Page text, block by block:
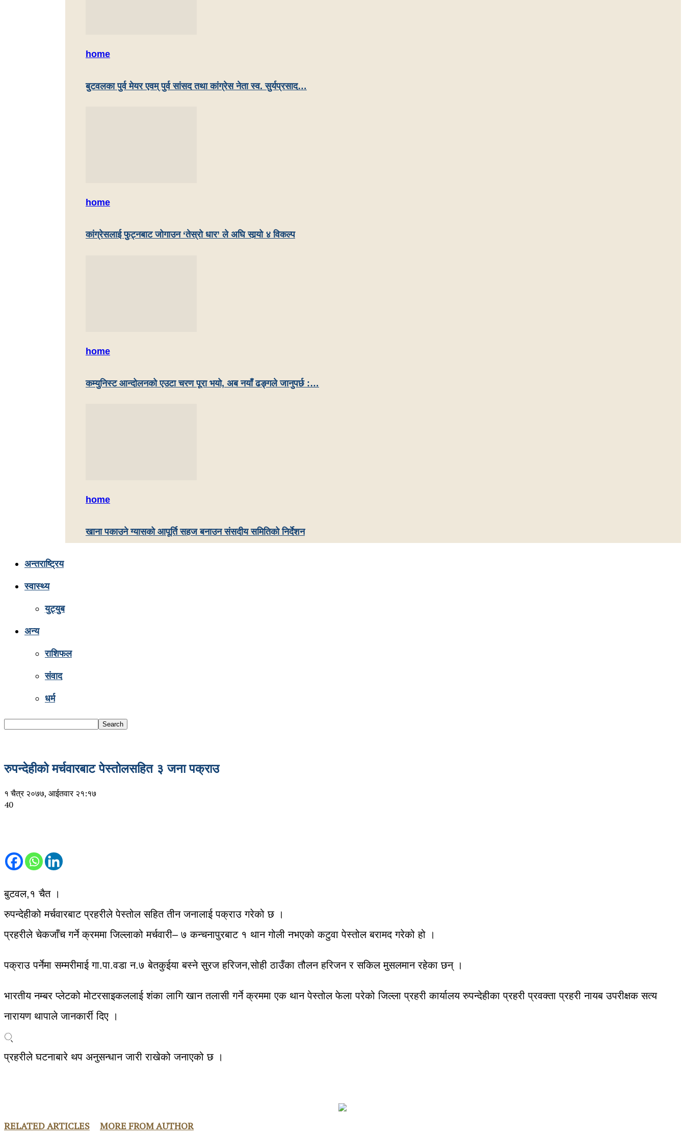
home
बुटवलका पुर्व मेयर एवम् पुर्व सांसद तथा कांग्रेस नेता स्व. सुर्यप्रसाद…
home
कांग्रेसलाई फुट्नबाट जोगाउन ‘तेस्रो धार’ ले अघि सार्‍यो ४ विकल्प
home
कम्युनिस्ट आन्दोलनको एउटा चरण पूरा भयो, अब नयाँ ढङ्गले जानुपर्छ :…
home
खाना पकाउने ग्यासको आपूर्ति सहज बनाउन संसदीय समितिको निर्देशन
अन्तराष्ट्रिय
स्वास्थ्य
युट्युब
अन्य
राशिफल
संवाद
धर्म
रुपन्देहीको मर्चवारबाट पेस्तोलसहित ३ जना पक्राउ
१ चैत्र २०७७, आईतवार २१:१७
40
बुटवल,१ चैत ।
रुपन्देहीको मर्चवारबाट प्रहरीले पेस्तोल सहित तीन जनालाई पक्राउ गरेको छ ।
प्रहरीले चेकजाँच गर्ने क्रममा जिल्लाको मर्चवारी– ७ कन्चनापुरबाट १ थान गोली नभएको कटुवा पेस्तोल बरामद गरेको हो ।
पक्राउ पर्नेमा सम्मरीमाई गा.पा.वडा न.७ बेतकुईया बस्ने सुरज हरिजन,सोही ठाउँका तौलन हरिजन र सकिल मुसलमान रहेका छन् ।
भारतीय नम्बर प्लेटको मोटरसाइकललाई शंका लागि खान तलासी गर्ने क्रममा एक थान पेस्तोल फेला परेको जिल्ला प्रहरी कार्यालय रुपन्देहीका प्रहरी प्रवक्ता प्रहरी नायब उपरीक्षक सत्य
नारायण थापाले जानकार्री दिए ।
्
प्रहरीले घटनाबारे थप अनुसन्धान जारी राखेको जनाएको छ ।
RELATED ARTICLES MORE FROM AUTHOR